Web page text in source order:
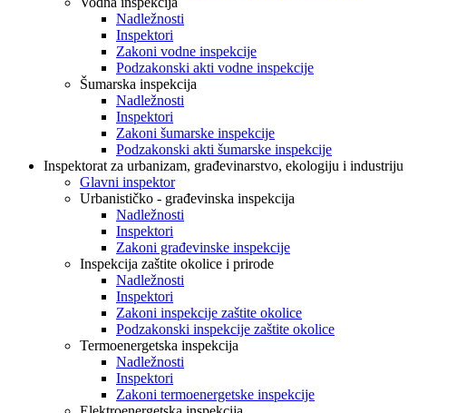
Nadležnosti
Inspektori
Zakoni vodne inspekcije
Podzakonski akti vodne inspekcije
Šumarska inspekcija
Nadležnosti
Inspektori
Zakoni šumarske inspekcije
Podzakonski akti šumarske inspekcije
Inspektorat za urbanizam, građevinarstvo, ekologiju i industriju
Glavni inspektor
Urbanističko - građevinska inspekcija
Nadležnosti
Inspektori
Zakoni građevinske inspekcije
Inspekcija zaštite okolice i prirode
Nadležnosti
Inspektori
Zakoni inspekcije zaštite okolice
Podzakonski inspekcije zaštite okolice
Termoenergetska inspekcija
Nadležnosti
Inspektori
Zakoni termoenergetske inspekcije